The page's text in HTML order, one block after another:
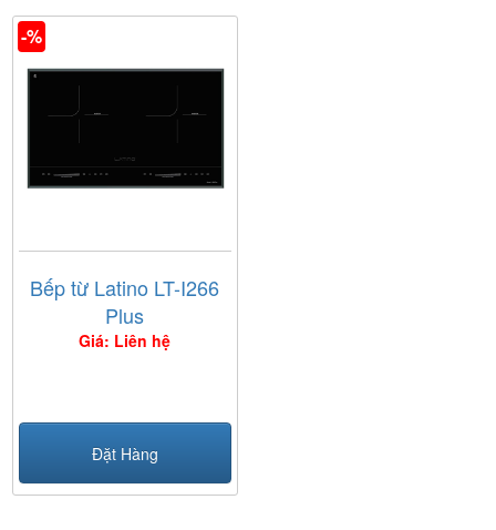
-%
Bếp từ Latino LT-I266
Plus
Giá: Liên hệ
Đặt Hàng